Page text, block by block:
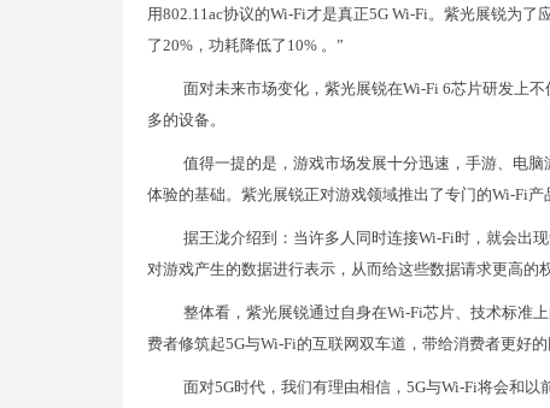
用802.11ac协议的Wi-Fi才是真正5G Wi-Fi。紫光展锐为
了20%，功耗降低了10% 。”
面对未来市场变化，紫光展锐在Wi-Fi 6芯片研发上
多的设备。
值得一提的是，游戏市场发展十分迅速，手游、电
体验的基础。紫光展锐正对游戏领域推出了专门的Wi-Fi产
据王泷介绍到：当许多人同时连接Wi-Fi时，就会出
对游戏产生的数据进行表示，从而给这些数据请求更高的
整体看，紫光展锐通过自身在Wi-Fi芯片、技术标准
费者修筑起5G与Wi-Fi的互联网双车道，带给消费者更好的
面对5G时代，我们有理由相信，5G与Wi-Fi将会和